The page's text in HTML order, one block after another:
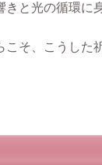
と光の循環に
そ、こうした